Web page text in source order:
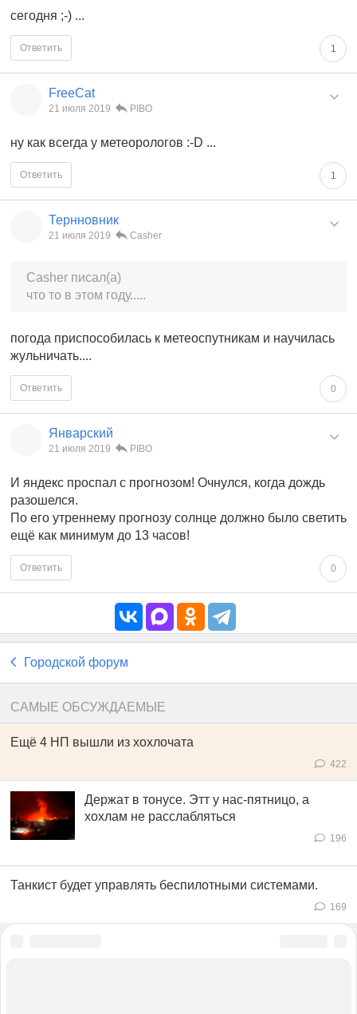
сегодня ;-) ...
1
Ответить
FreeCat
21 июля 2019 PIBO
ну как всегда у метеорологов :-D ...
1
Ответить
Тернновник
21 июля 2019 Casher
Casher писал(а)
что то в этом году.....
погода приспособилась к метеоспутникам и научилась
жульничать....
0
Ответить
Январский
21 июля 2019 PIBO
И яндекс проспал с прогнозом! Очнулся, когда дождь
разошелся.
По его утреннему прогнозу солнце должно было светить
ещё как минимум до 13 часов!
0
Ответить
Городской форум
САМЫЕ ОБСУЖДАЕМЫЕ
Ещё 4 НП вышли из хохлочата
422
Держат в тонусе. Этт у нас-пятницо, а
хохлам не расслабляться
196
Танкист будет управлять беспилотными системами.
169